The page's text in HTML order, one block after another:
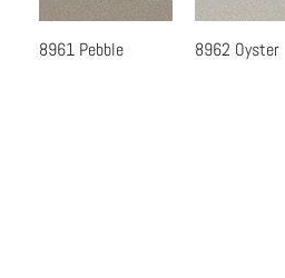
快速瀏覽
8961 Pebble 快速瀏覽
8962 Oyster